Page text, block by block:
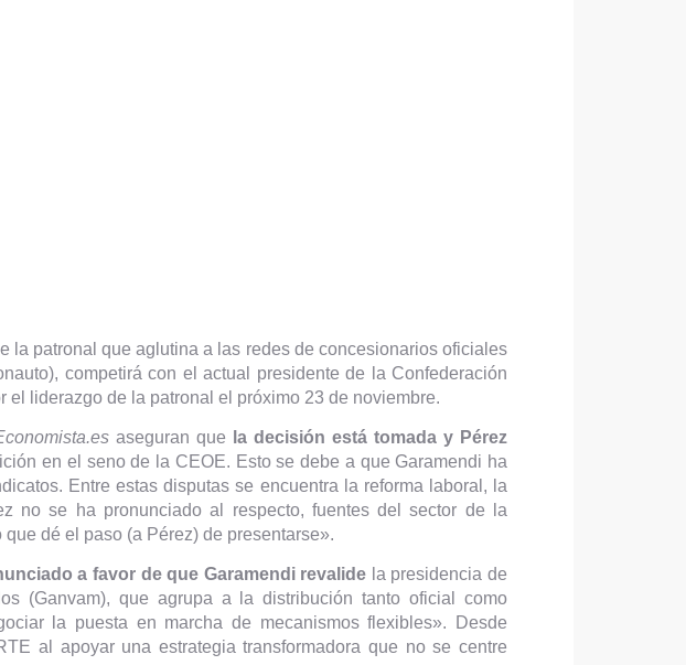
la patronal que aglutina a las redes de concesionarios oficiales
competirá con el actual presidente de la Confederación
liderazgo de la patronal el próximo 23 de noviembre.
aseguran que la decisión está tomada y Pérez
en el seno de la CEOE. Esto se debe a que Garamendi ha
Entre estas disputas se encuentra la reforma laboral, la
no se ha pronunciado al respecto, fuentes del sector de la
dé el paso (a Pérez) de presentarse».
a favor de que Garamendi revalide la presidencia de
(Ganvam), que agrupa a la distribución tanto oficial como
la puesta en marcha de mecanismos flexibles». Desde
al apoyar una estrategia transformadora que no se centre